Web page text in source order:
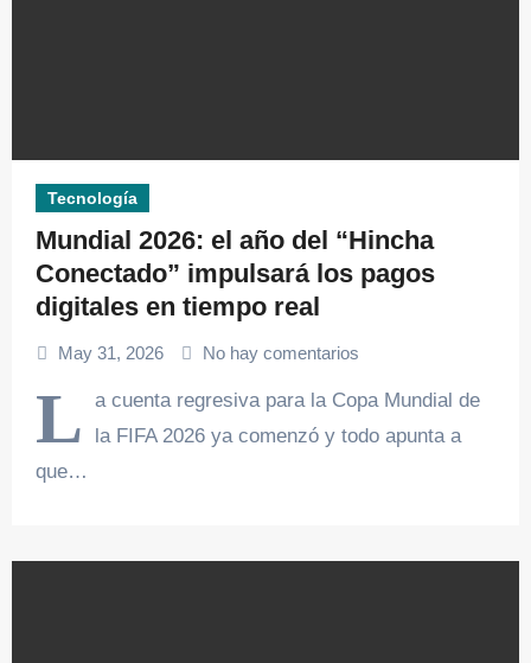
Tecnología
Mundial 2026: el año del “Hincha
Conectado” impulsará los pagos
digitales en tiempo real
May 31, 2026 No hay comentarios
L
a cuenta regresiva para la Copa Mundial de
la FIFA 2026 ya comenzó y todo apunta a
que…